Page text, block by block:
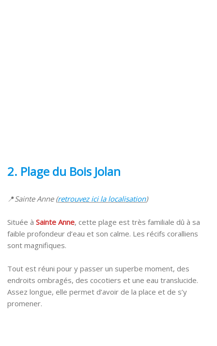
2. Plage du Bois Jolan
📍Sainte Anne (retrouvez ici la localisation)
Située à Sainte Anne, cette plage est très familiale dû à sa
faible profondeur d’eau et son calme. Les récifs coralliens
sont magnifiques.
Tout est réuni pour y passer un superbe moment, des
endroits ombragés, des cocotiers et une eau translucide.
Assez longue, elle permet d’avoir de la place et de s’y
promener.